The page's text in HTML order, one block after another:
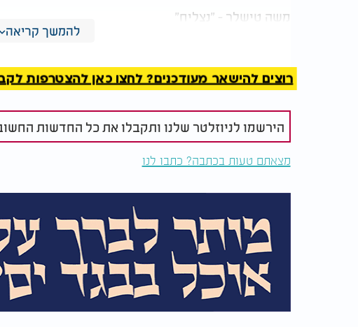
משה טישלר - "נצליח"
להמשך קריאה
רוצים להישאר מעודכנים? לחצו כאן להצטרפות
הירשמו לניוזלטר שלנו ותקבלו את כל החדשות
מצאתם טעות בכתבה? כתבו לנו